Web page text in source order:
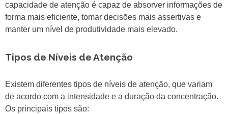
capacidade de atenção é capaz de absorver informações de
forma mais eficiente, tomar decisões mais assertivas e
manter um nível de produtividade mais elevado.
Tipos de Níveis de Atenção
Existem diferentes tipos de níveis de atenção, que variam
de acordo com a intensidade e a duração da concentração.
Os principais tipos são: